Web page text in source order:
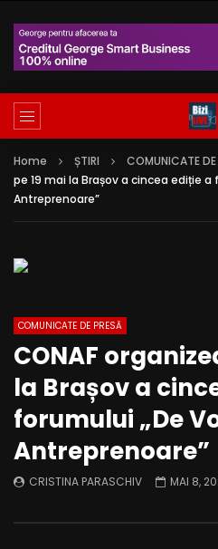
Home ȘTIRI COMUNICATE DE
pe 19 mai la Brașov a cincea ediție a
Antreprenoare”
COMUNICATE DE PRESĂ
CONAF
la Brașov a
forumului „De
Antreprenoare”
CRISTINA PARASCHIV MAI 8,